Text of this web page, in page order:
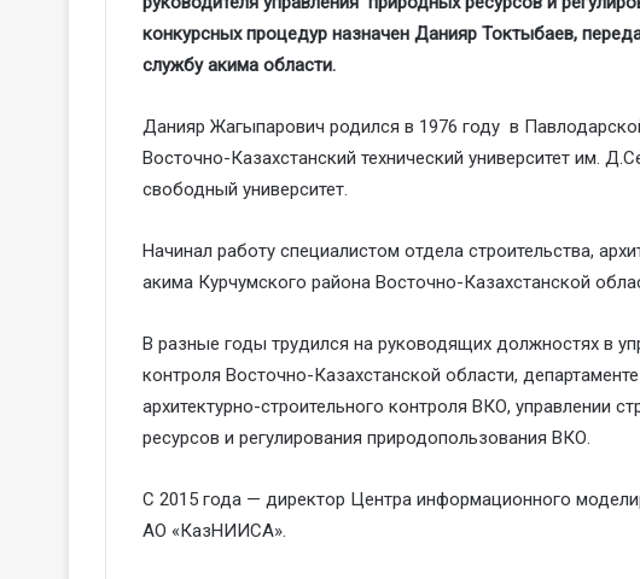
конкурсных процедур назначен Данияр Токтыбаев,
службу акима области.
Данияр Жагыпарович родился в 1976 году в
Восточно-Казахстанский технический университет им.
свободный университет.
Начинал работу специалистом отдела строительства,
акима Курчумского района Восточно-Казахстанской
В разные годы трудился на руководящих должностях в
контроля Восточно-Казахстанской области,
архитектурно-строительного контроля ВКО, управлении
ресурсов и регулирования природопользования ВКО.
С 2015 года — директор Центра информационного
АО «КазНИИСА».